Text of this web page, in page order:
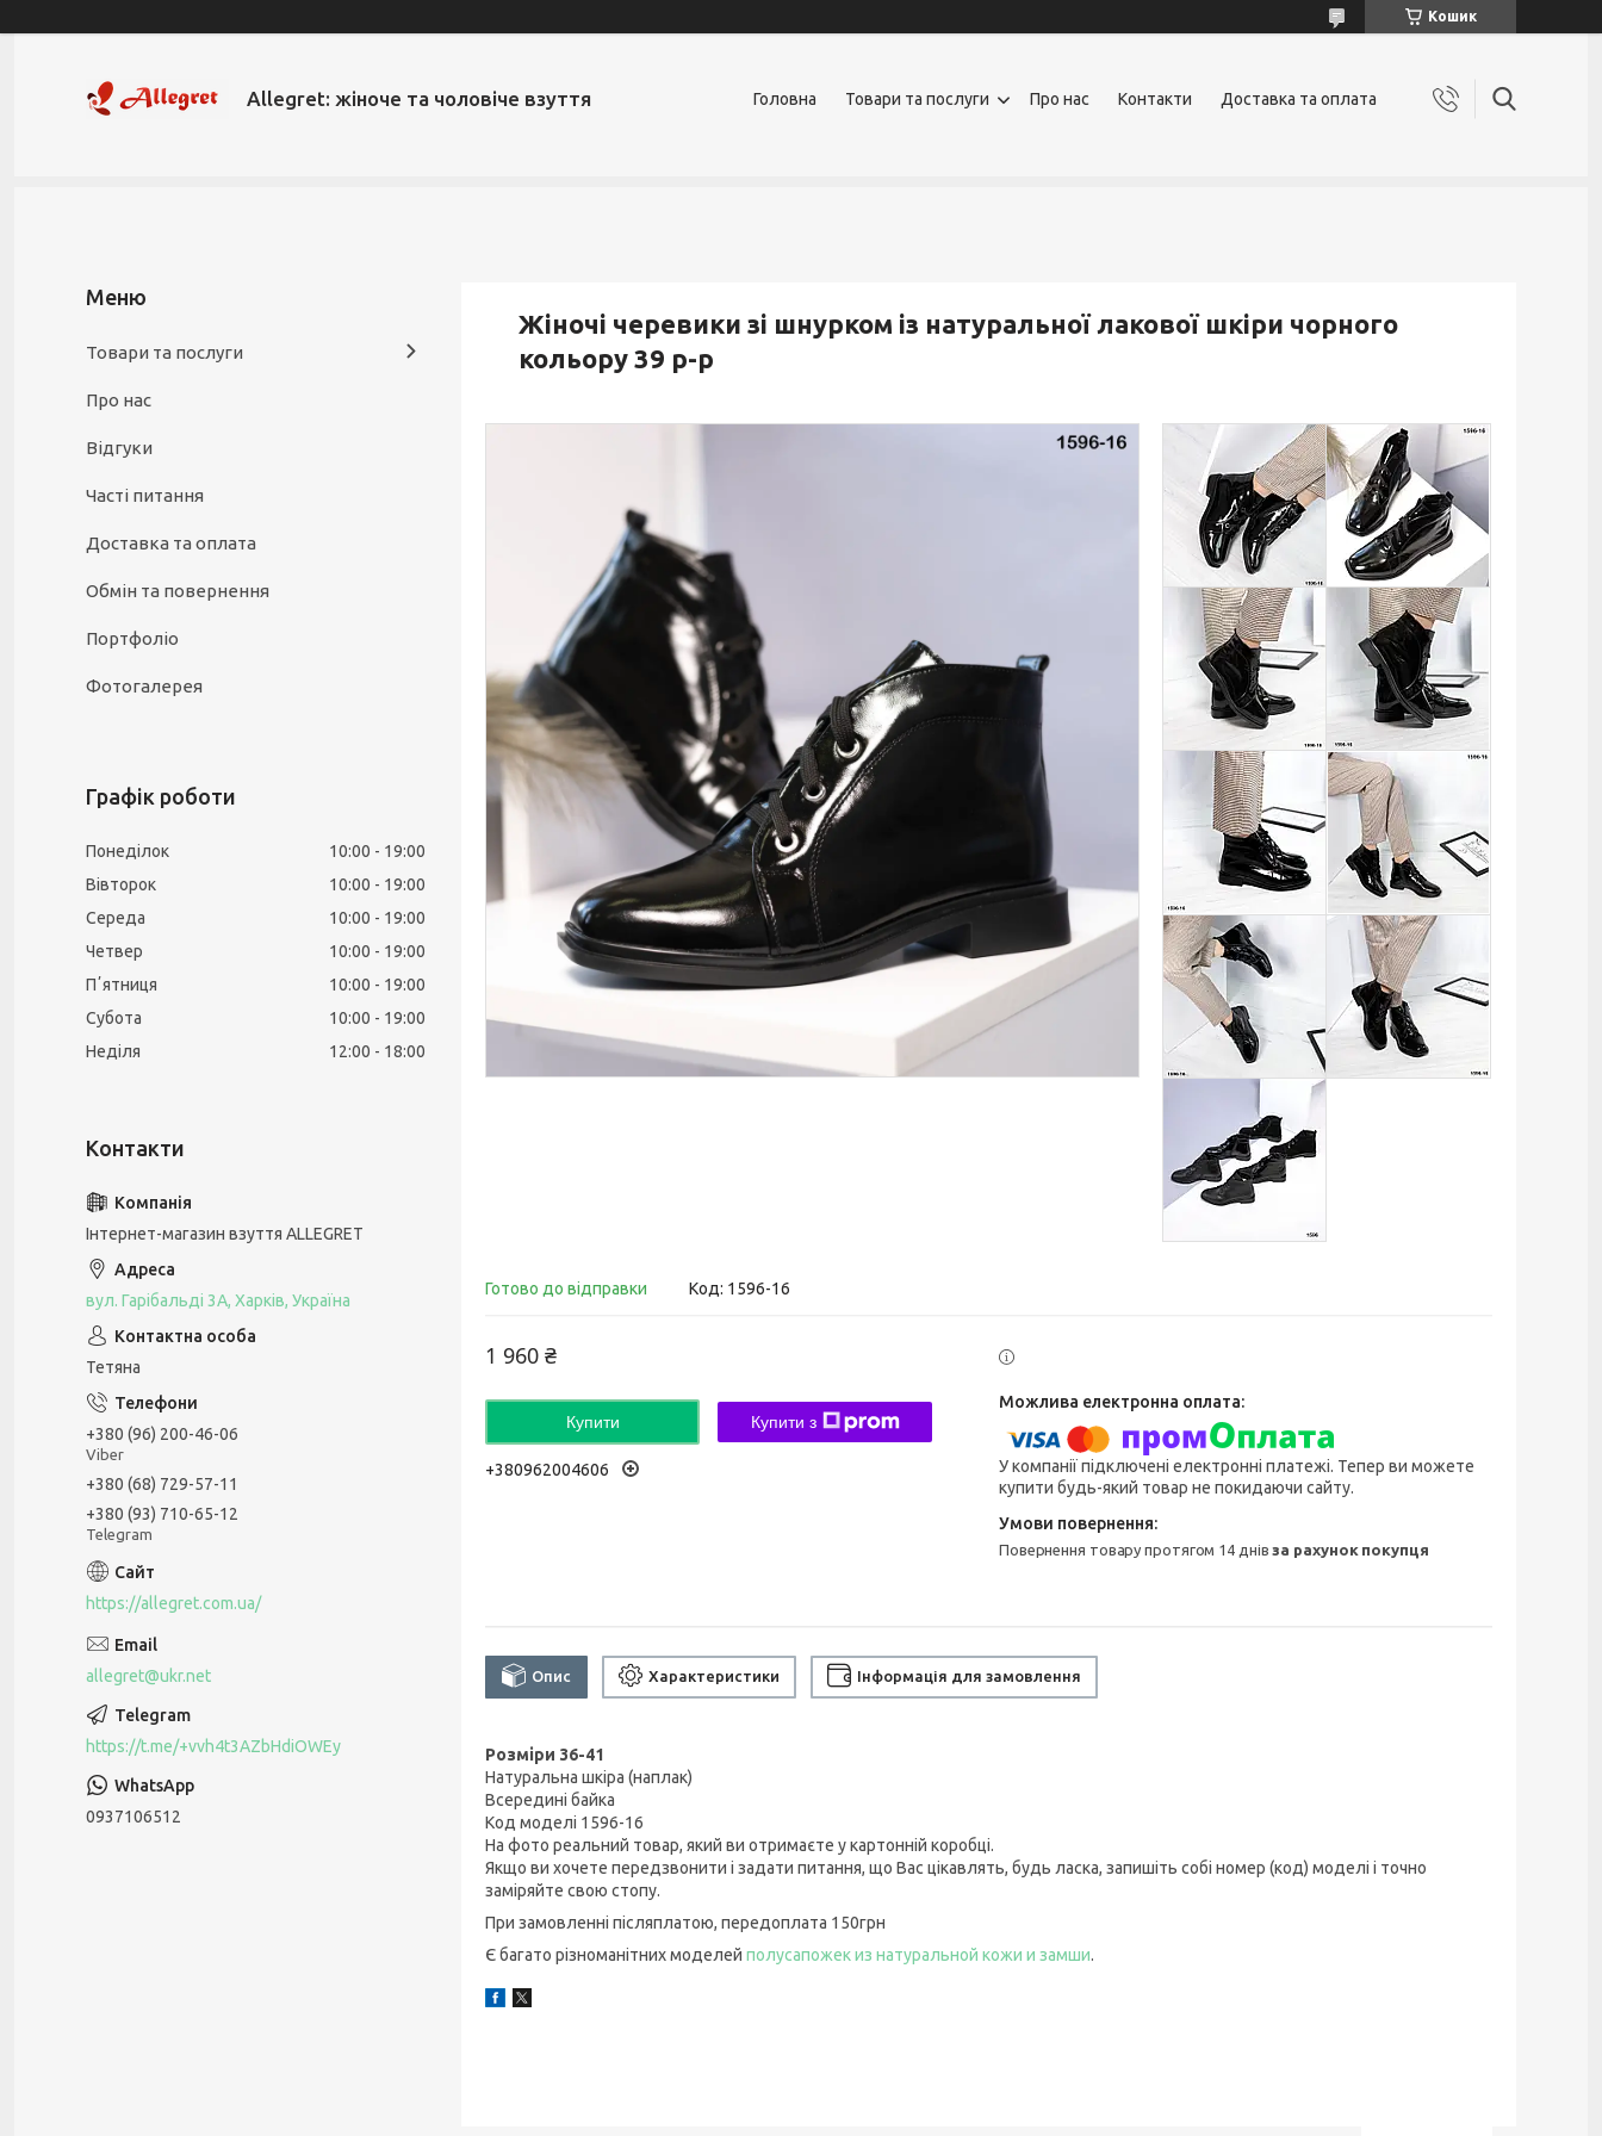
Кошик
Allegret: жіноче та чоловіче взуття Головна Товари та послуги Про нас Контакти Доставка та оплата
Жіночі черевики зі шнурком із натуральної лакової шкіри чорного
кольору 39 р-р
Готово до відправки Код: 1596-16
1 960 ₴
Купити Купити з
+380962004606
У компанії підключені електронні платежі. Тепер ви можете
купити будь-який товар не покидаючи сайту.
повернення товару протягом 14 днівза рахунок покупця
Опис Характеристики Інформація для замовлення
Розміри 36-41
Натуральна шкіра (наплак)
Всередині байка
Код моделі 1596-16
На фото реальний товар, який ви отримаєте у картонній коробці.
Якщо ви хочете передзвонити і задати питання, що Вас цікавлять, будь ласка, запишіть собі номер (код) моделі і точно
заміряйте свою стопу.
При замовленні післяплатою, передоплата 150грн
Є багато різноманітних моделей полусапожек из натуральной кожи и замши.
Товари та послуги
Про нас
Відгуки
Часті питання
Доставка та оплата
Обмін та повернення
Портфоліо
Фотогалерея
Графік роботи
Понеділок 10:00
19:00
Вівторок
10:00
19:00
Середа
10:00
19:00
Четвер
10:00
19:00
Пʼятниця
10:00
19:00
Субота
10:00
19:00
Неділя
12:00 18:00
Інтернет-магазин взуття ALLEGRET
вул. Гарібальді 3А, Харків, Україна
Тетяна
+380 (96) 200-46-06
Viber
+380 (68) 729-57-11
+380 (93) 710-65-12
Telegram
https://allegret.com.ua/
allegret@ukr.net
https://t.me/+vvh4t3AZbHdiOWEy
0937106512